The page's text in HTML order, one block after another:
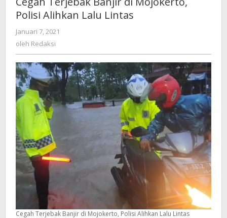
di
Mojokerto,
Polisi Alihkan Lalu Lintas
Januari 7, 2021
oleh Redaksi
Cegah Terjebak Banjir di Mojokerto, Polisi Alihkan Lalu Lintas